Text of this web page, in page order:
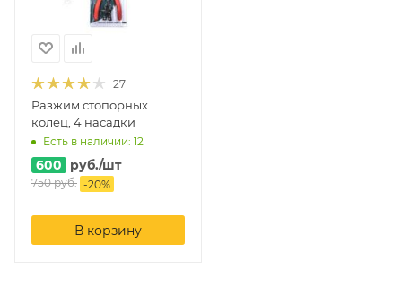
27
Разжим стопорных
колец, 4 насадки
Есть в наличии: 12
600 руб./шт
750руб. -20%
В корзину